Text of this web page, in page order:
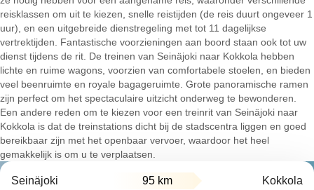
reisklassen om uit te kiezen, snelle reistijden (de reis duurt ongeveer 1
uur), en een uitgebreide dienstregeling met tot 11 dagelijkse
vertrektijden. Fantastische voorzieningen aan boord staan ook tot uw
dienst tijdens de rit. De treinen van Seinäjoki naar Kokkola hebben
lichte en ruime wagons, voorzien van comfortabele stoelen, en bieden
veel beenruimte en royale bagageruimte. Grote panoramische ramen
zijn perfect om het spectaculaire uitzicht onderweg te bewonderen.
Een andere reden om te kiezen voor een treinrit van Seinäjoki naar
Kokkola is dat de treinstations dicht bij de stadscentra liggen en goed
bereikbaar zijn met het openbaar vervoer, waardoor het heel
gemakkelijk is om u te verplaatsen.
Seinäjoki 95 km Kokkola